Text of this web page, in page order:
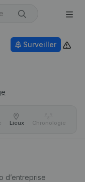
Surveiller
Lieux Chronologie
d’entreprise